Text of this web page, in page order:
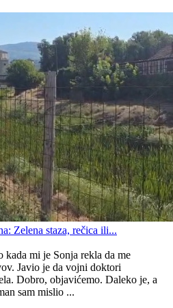
Zelena staza, rečica ili...
kada mi je Sonja rekla da me
Javio je da vojni doktori
Dobro, objavićemo. Daleko je, a
sam mislio ...